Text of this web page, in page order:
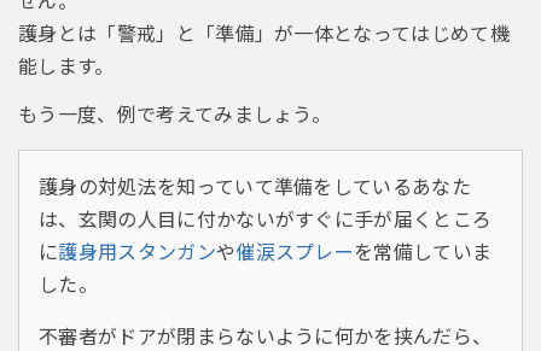
護身とは「警戒」と「準備」が一体となってはじめて機
能します。
もう一度、例で考えてみましょう。
護身の対処法を知っていて準備をしているあなた
は、玄関の人目に付かないがすぐに手が届くところ
に護身用スタンガンや催涙スプレーを常備していま
した。
不審者がドアが閉まらないように何かを挟んだら、